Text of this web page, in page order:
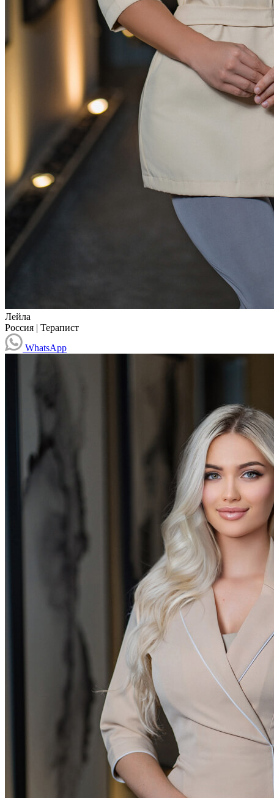
Лейла
Россия | Терапист
WhatsApp